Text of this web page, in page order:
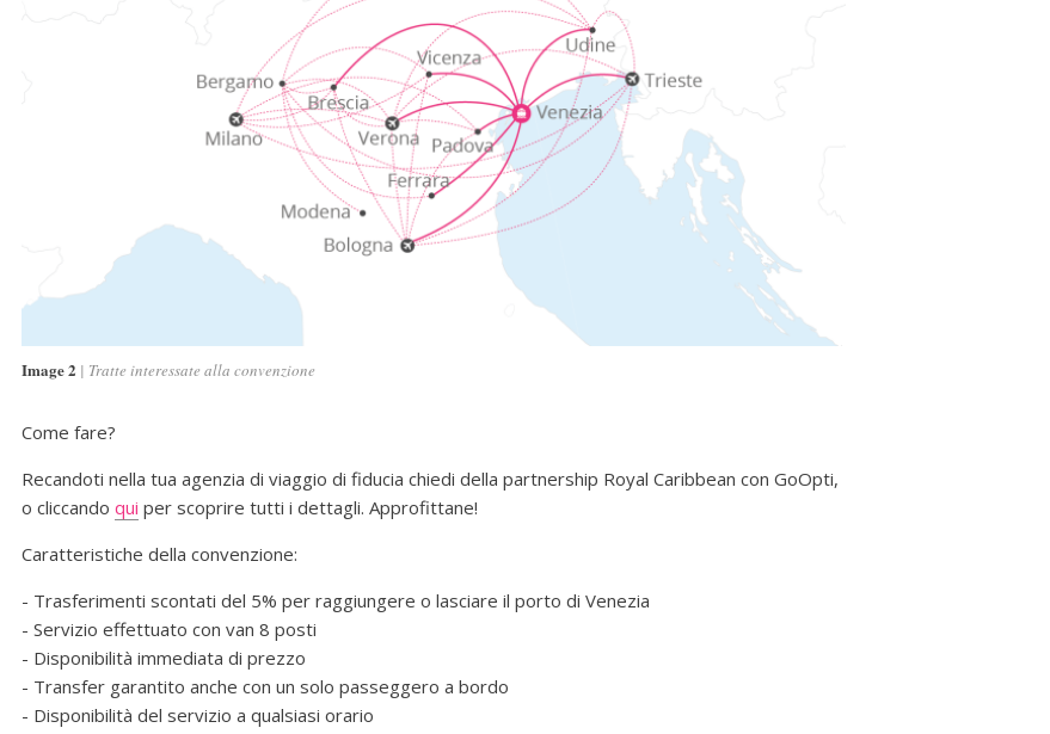
Image 2 Tratte interessate alla convenzione
Come fare?
Recandoti nella tua agenzia di viaggio di fiducia chiedi della partnership Royal Caribbean con GoOpti,
o cliccando qui per scoprire tutti i dettagli. Approfittane!
Caratteristiche della convenzione:
- Trasferimenti scontati del 5% per raggiungere o lasciare il porto di Venezia
- Servizio effettuato con van 8 posti
- Disponibilità immediata di prezzo
- Transfer garantito anche con un solo passeggero a bordo
- Disponibilità del servizio a qualsiasi orario